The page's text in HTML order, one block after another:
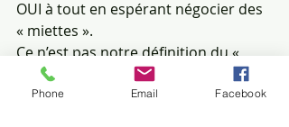
OUI à tout en espérant négocier des
« miettes ».
Ce n’est pas notre définition du «
Dialogue Social ».
La CFDT
continuera à représenter
Phone Email Facebook